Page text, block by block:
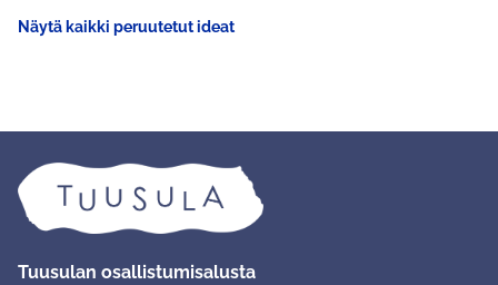
Näytä kaikki peruutetut ideat
Tuusulan osallistumisalusta